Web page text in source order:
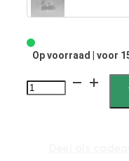
Op voorraad | voor
Xira